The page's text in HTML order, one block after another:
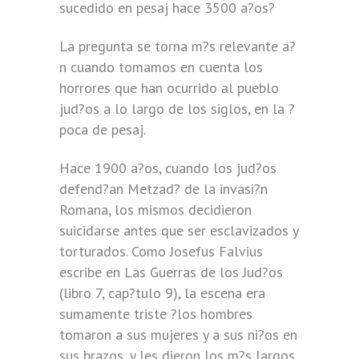
sucedido en pesaj hace 3500 a?os?
La pregunta se torna m?s relevante a?
n cuando tomamos en cuenta los
horrores que han ocurrido al pueblo
jud?os a lo largo de los siglos, en la ?
poca de pesaj.
Hace 1900 a?os, cuando los jud?os
defend?an Metzad? de la invasi?n
Romana, los mismos decidieron
suicidarse antes que ser esclavizados y
torturados. Como Josefus Falvius
escribe en Las Guerras de los Jud?os
(libro 7, cap?tulo 9), la escena era
sumamente triste ?los hombres
tomaron a sus mujeres y a sus ni?os en